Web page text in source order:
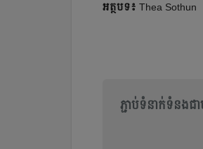
អត្ថបទ៖ Thea Sothun
ភ្ជាប់ទំនាក់ទំនងជ